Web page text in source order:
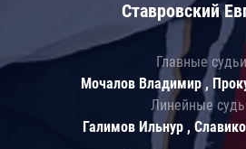
Ставровский
Главные
Мочалов Владимир ,
Линейные
Галимов Ильнур ,